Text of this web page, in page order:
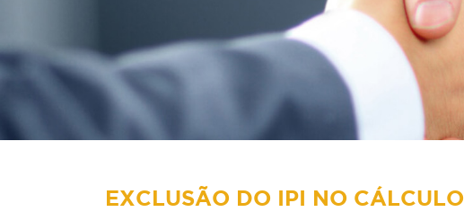
EXCLUSÃO DO IPI NO